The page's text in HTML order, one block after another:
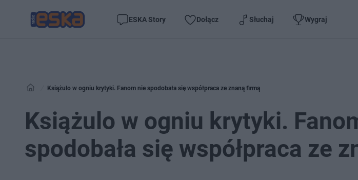
ESKA Story Dołącz Słuchaj Wygraj
Książulo w ogniu krytyki. Fanom nie spodobała się współpraca ze znaną firmą
Książulo w ogniu krytyki.
spodobała się współpraca ze